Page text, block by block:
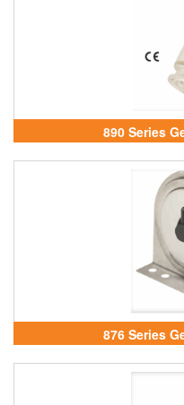
890 Series
876 Series